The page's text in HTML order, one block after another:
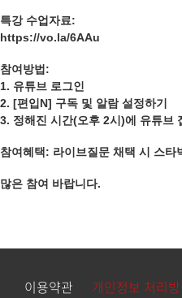
특강 수업자료:
https://vo.la/6AAu
참여방법:
1. 유튜브 로그인
2. [편입N] 구독 및 알람 설정하기
3. 정해진 시간(오후 2시)에 유튜브
참여혜택: 라이브질문 채택 시 스타
많은 참여 바랍니다.
이용약관 개인정보 처리